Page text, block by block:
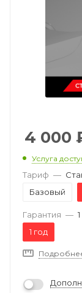
4 000
Услуга
Тариф —
Базовый
Гарантия —
1 год